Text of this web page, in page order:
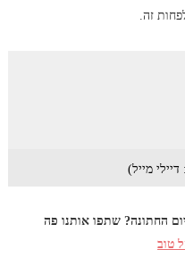
זה.
מייל)
החתונה? שתפו אותנו פה
טוב